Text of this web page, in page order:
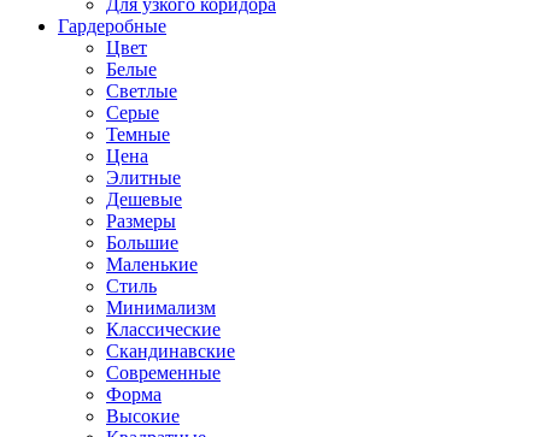
Для узкого коридора
Гардеробные
Цвет
Белые
Светлые
Серые
Темные
Цена
Элитные
Дешевые
Размеры
Большие
Маленькие
Стиль
Минимализм
Классические
Скандинавские
Современные
Форма
Высокие